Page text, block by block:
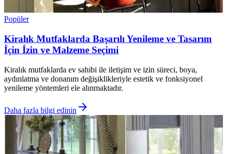
Popüler
Kiralık Mutfaklarda Başarılı Yenileme ve Tasarım
İçin İzin ve Malzeme Seçimi
Kiralık mutfaklarda ev sahibi ile iletişim ve izin süreci, boya,
aydınlatma ve donanım değişiklikleriyle estetik ve fonksiyonel
yenileme yöntemleri ele alınmaktadır.
Daha fazla bilgi edinin